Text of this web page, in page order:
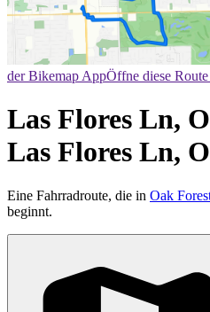
der Bikemap AppÖffne diese
Las Flores Ln,
Las Flores Ln,
Eine Fahrradroute, die in Oak
beginnt.